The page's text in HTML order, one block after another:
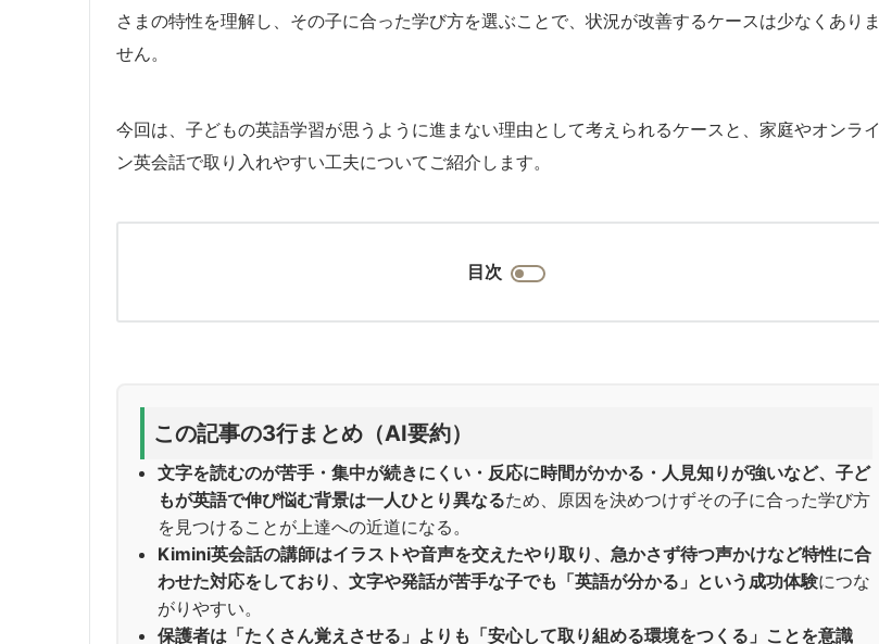
さまの特性を理解し、その子に合った学び方を選ぶことで、状況が改善するケースは少なくありま
せん。
今回は、子どもの英語学習が思うように進まない理由として考えられるケースと、家庭やオンライ
ン英会話で取り入れやすい工夫についてご紹介します。
目次
この記事の3行まとめ（AI要約）
文字を読むのが苦手・集中が続きにくい・反応に時間がかかる・人見知りが強いなど、子ど
もが英語で伸び悩む背景は一人ひとり異なるため、原因を決めつけずその子に合った学び方
を見つけることが上達への近道になる。
Kimini英会話の講師はイラストや音声を交えたやり取り、急かさず待つ声かけなど特性に合
わせた対応をしており、文字や発話が苦手な子でも「英語が分かる」という成功体験につな
がりやすい。
保護者は「たくさん覚えさせる」よりも「安心して取り組める環境をつくる」ことを意識